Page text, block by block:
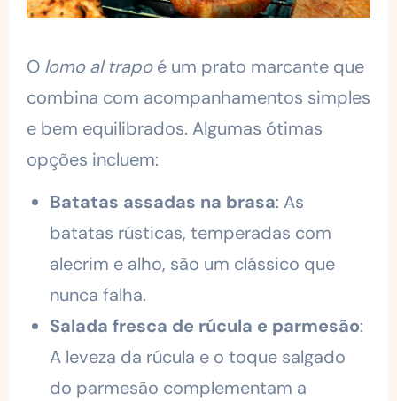
O lomo al trapoé um prato marcante que
combina com acompanhamentos simples
e bem equilibrados. Algumas ótimas
opções incluem:
Batatas assadas na brasa: As
batatas rústicas, temperadas com
alecrim e alho, são um clássico que
nunca falha.
Salada fresca de rúcula e parmesão:
A leveza da rúcula e o toque salgado
do parmesão complementam a